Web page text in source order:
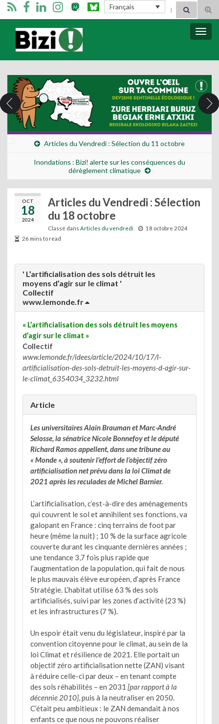
Français Search for:
Bizimugi
Articles du Vendredi : Sélection du 11 octobre
Inondations : Bizi! alerte sur les conséquences du
dérèglement climatique
OCT
18
2024
Articles du Vendredi : Sélection
du 18 octobre
Classé dans Articles du vendredi
18 octobre 2024
26 mins to read
' L’artificialisation des sols détruit les
moyens d’agir sur le climat '
Collectif
www.lemonde.fr
« L’artificialisation des sols détruit les moyens
d’agir sur le climat »
Collectif
www.lemonde.fr/idees/article/2024/10/17/l-
artificialisation-des-sols-detruit-les-moyens-d-agir-sur-
le-climat_6354034_3232.html
Article
Les universitaires Alain Brauman et Marc-André
Selosse, la sénatrice Nicole Bonnefoy et le député
Richard Ramos appellent, dans une tribune au
« Monde », à soutenir l’effort de l’objectif zéro
artificialisation net prévu dans la loi Climat de
2021 après les reculades de Michel Barnier.
L’artificialisation, c’est-à-dire des aménagements
qui couvrent le sol et annihilent ses fonctions, va
galopant en France : cinq terrains de foot par
heure (même la nuit) ; 10 % de la surface agricole
couverte durant les cinquante dernières années ;
une tendance 3,7 fois plus rapide que
l’augmentation de la population, qui fait de nous
le plus mauvais élève européen, d’après France
Stratégie. L’habitat utilise 63 % des sols
artificialisés, suivi par les zones d’activité (23 %)
et les infrastructures (7 %).
Un espoir était venu du législateur, inspiré par la
convention citoyenne pour le climat, au sein de la
loi Climat et résilience de 2021. Elle portait un
objectif zéro artificialisation nette (ZAN) visant
à réduire celle-ci par deux – en tenant compte
des sols réhabilités – en 2031 [par rapport à la
décennie 2010], puis à la neutraliser en 2050.
C’était peu ambitieux : le ZAN demandait à nos
enfants ce que nous ne pouvons réaliser